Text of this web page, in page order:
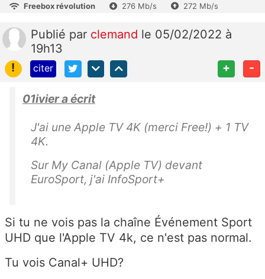
Freebox révolution 276 Mb/s 272 Mb/s
Publié par clemand le 05/02/2022 à
19h13
!
citer + -
01ivier a écrit
J'ai une Apple TV 4K (merci Free!) + 1 TV
4K.
Sur My Canal (Apple TV) devant
EuroSport, j'ai InfoSport+
Si tu ne vois pas la chaîne Événement Sport
UHD que l'Apple TV 4k, ce n'est pas normal.
Tu vois Canal+ UHD?